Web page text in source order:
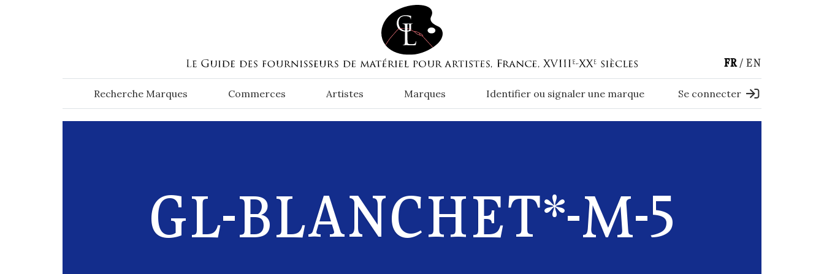
FR EN
Recherche Marques Commerces Artistes Marques Identifier ou signaler une marque Se connecter
GL-BLANCHET*-M-5